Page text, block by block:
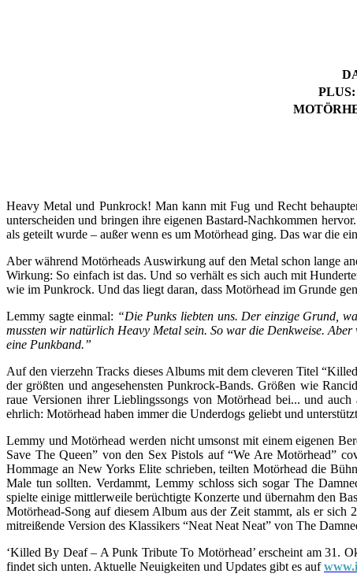
Heavy Metal und Punkrock! Man kann mit Fug und Recht
unterscheiden und bringen ihre eigenen Bastard-Nachkommen
als geteilt wurde – außer wenn es um Motörhead ging. Das war die
Aber während Motörheads Auswirkung auf den Metal schon lange
Wirkung: So einfach ist das. Und so verhält es sich auch mit
wie im Punkrock. Und das liegt daran, dass Motörhead im Grunde
Lemmy sagte einmal: “Die Punks liebten uns. Der einzige Grund,
mussten wir natürlich Heavy Metal sein. So war die Denkweise.
eine Punkband.”
Auf den vierzehn Tracks dieses Albums mit dem cleveren Titel
der größten und angesehensten Punkrock-Bands. Größen wie
raue Versionen ihrer Lieblingssongs von Motörhead bei... und
ehrlich: Motörhead haben immer die Underdogs geliebt und
Lemmy und Motörhead werden nicht umsonst mit einem eigenen
Save The Queen” von den Sex Pistols auf “We Are Motörhead”
Hommage an New Yorks Elite schrieben, teilten Motörhead die
Male tun sollten. Verdammt, Lemmy schloss sich sogar The
spielte einige mittlerweile berüchtigte Konzerte und übernahm den
Motörhead-Song auf diesem Album aus der Zeit stammt, als er
mitreißende Version des Klassikers “Neat Neat Neat” von The
‘Killed By Deaf – A Punk Tribute To Motörhead’ erscheint am 31.
findet sich unten. Aktuelle Neuigkeiten und Updates gibt es auf